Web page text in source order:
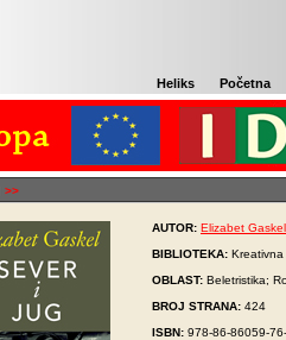
Heliks Početna
>>
AUTOR: Elizabet Gaskel
BIBLIOTEKA:
OBLAST: Beletristika;
BROJ STRANA: 424
ISBN: 978-86-86059-